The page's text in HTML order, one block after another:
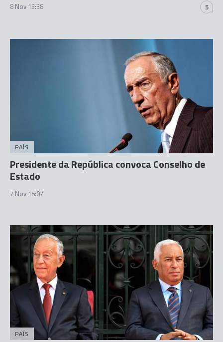
8 Nov 13:38 5
PAÍS
Presidente da República convoca Conselho de
Estado
7 Nov 15:07
PAÍS